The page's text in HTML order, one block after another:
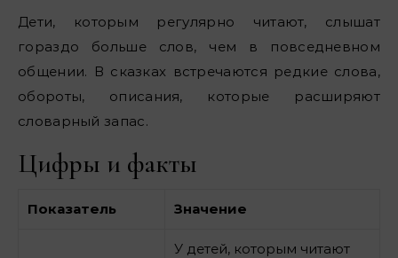
Дети, которым регулярно читают, слышат
гораздо больше слов, чем в повседневном
общении. В сказках встречаются редкие слова,
обороты, описания, которые расширяют
словарный запас.
Цифры и факты
Показатель Значение
У детей, которым читают